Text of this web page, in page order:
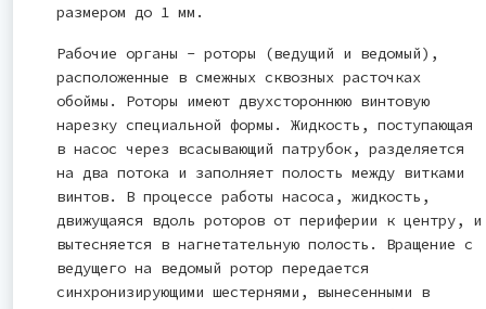
размером до 1 мм.
Рабочие органы - роторы (ведущий и ведомый),
расположенные в смежных сквозных расточках
обоймы. Роторы имеют двухстороннюю винтовую
нарезку специальной формы. Жидкость, поступающая
в насос через всасывающий патрубок, разделяется
на два потока и заполняет полость между витками
винтов. В процессе работы насоса, жидкость,
движущаяся вдоль роторов от периферии к центру, и
вытесняется в нагнетательную полость. Вращение с
ведущего на ведомый ротор передается
синхронизирующими шестернями, вынесенными в